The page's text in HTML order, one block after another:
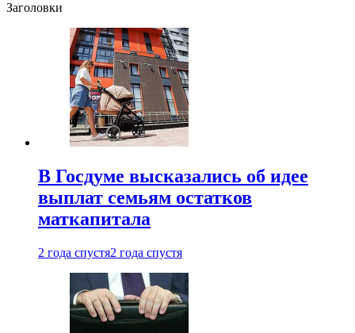
Заголовки
В Госдуме высказались об идее
выплат семьям остатков
маткапитала
2 года спустя2 года спустя